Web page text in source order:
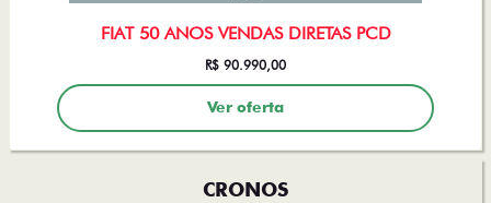
FIAT 50 ANOS VENDAS DIRETAS PCD
R$ 90.990,00
Ver oferta
CRONOS